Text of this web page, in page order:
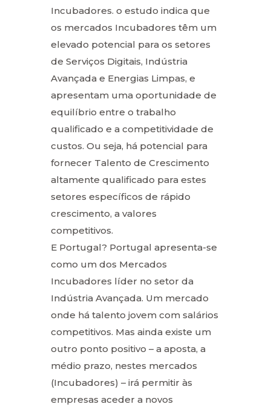
Incubadores. o estudo indica que
os mercados Incubadores têm um
elevado potencial para os setores
de Serviços Digitais, Indústria
Avançada e Energias Limpas, e
apresentam uma oportunidade de
equilíbrio entre o trabalho
qualificado e a competitividade de
custos. Ou seja, há potencial para
fornecer Talento de Crescimento
altamente qualificado para estes
setores específicos de rápido
crescimento, a valores
competitivos.
E Portugal? Portugal apresenta-se
como um dos Mercados
Incubadores líder no setor da
Indústria Avançada. Um mercado
onde há talento jovem com salários
competitivos. Mas ainda existe um
outro ponto positivo – a aposta, a
médio prazo, nestes mercados
(Incubadores) – irá permitir às
empresas aceder a novos